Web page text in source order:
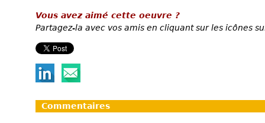
Vous avez aimé cette oeuvre ?
Partagez-la avec vos amis en cliquant sur les icônes
Commentaires